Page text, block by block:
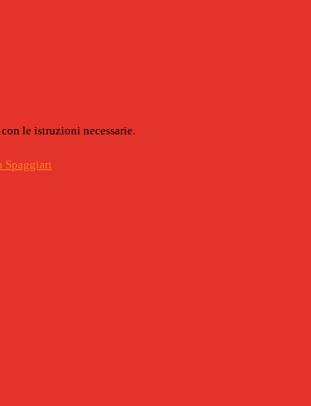
le istruzioni necessarie.
Spaggiari